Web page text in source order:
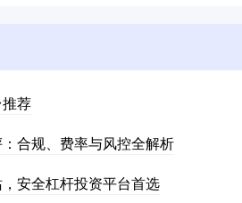
荐
合规、费率与风控全解析
安全杠杆投资平台首选